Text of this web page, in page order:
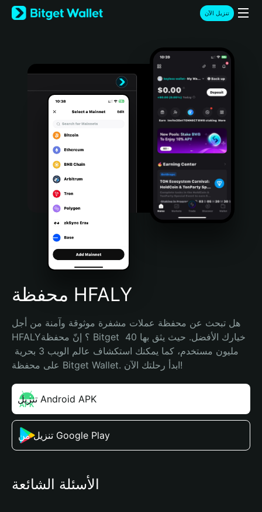
English
日本語
Türkçe
Português (Portugal)
Bahasa Indonesia
Português (Brasil)
Español (Argentina)
تنزيل الآن
محفظة HFALY
هل تبحث عن محفظة عملات مشفرة موثوقة وآمنة من أجل
HFALY؟ إنّ محفظة Bitget خيارك الأفضل. حيث يثق بها 40
على محفظة Bitget Wallet. ابدأ رحلتك الآن!
تنزيل Android APK
تنزيل من Google Play
الأسئلة الشائعة